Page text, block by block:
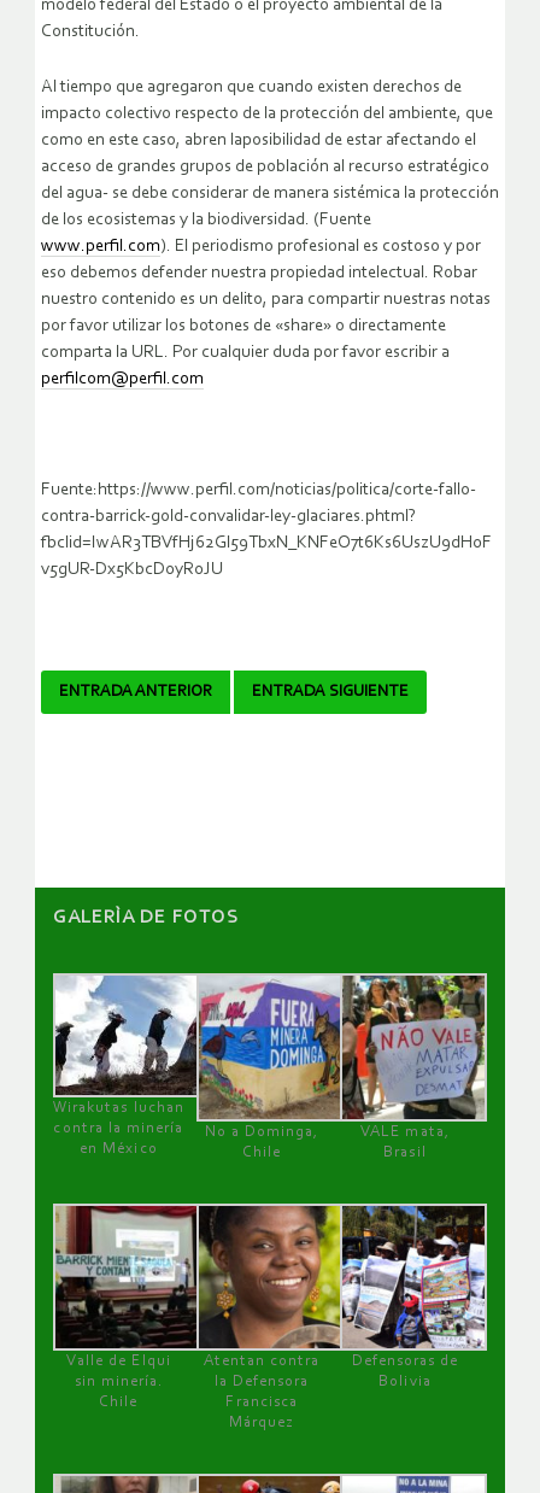
modelo federal del Estado o el proyecto ambiental de la
Constitución.
Al tiempo que agregaron que cuando existen derechos de
impacto colectivo respecto de la protección del ambiente, que
como en este caso, abren laposibilidad de estar afectando el
acceso de grandes grupos de población al recurso estratégico
del agua- se debe considerar de manera sistémica la protección
de los ecosistemas y la biodiversidad. (Fuente
www.perfil.com). El periodismo profesional es costoso y por
eso debemos defender nuestra propiedad intelectual. Robar
nuestro contenido es un delito, para compartir nuestras notas
por favor utilizar los botones de «share» o directamente
comparta la URL. Por cualquier duda por favor escribir a
perfilcom@perfil.com
Fuente:https://www.perfil.com/noticias/politica/corte-fallo-
contra-barrick-gold-convalidar-ley-glaciares.phtml?
fbclid=IwAR3TBVfHj62Gl59TbxN_KNFeO7t6Ks6UszU9dH0F
v5gUR-Dx5KbcD0yR0JU
Navegador
ENTRADA ANTERIOR ENTRADA SIGUIENTE
GALERÌA DE FOTOS
Wirakutas luchan
contra la minería
en México
No a Dominga,
Chile
VALE mata,
Brasil
Valle de Elqui
sin minería.
Chile
Atentan contra
la Defensora
Francisca
Márquez
Defensoras de
Bolivia